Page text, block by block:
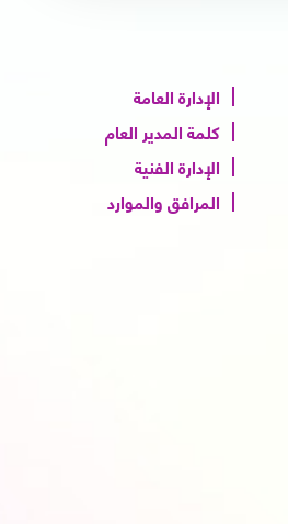
الإدارة العامة
كلمة المدير العام
الإدارة الفنية
المرافق والموارد